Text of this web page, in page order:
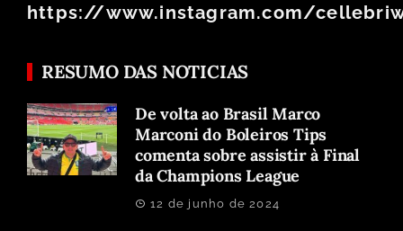
https://www.instagram.com/
RESUMO DAS NOTICIAS
De volta ao Brasil Marco
Marconi do Boleiros Tips
comenta sobre assistir à Final
da Champions League
12 de junho de 2024